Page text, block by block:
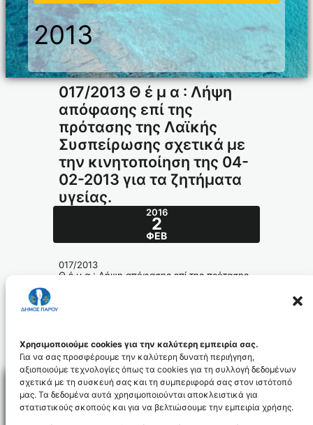
Χρησιμοποιούμε cookies για την καλύτερη εμπειρία σας.
Για να σας προσφέρουμε την καλύτερη δυνατή περιήγηση,
αξιοποιούμε τεχνολογίες όπως τα cookies για τη συλλογή δεδομένων
σχετικά με τη συσκευή σας και τη συμπεριφορά σας στον ιστότοπό
μας. Τα δεδομένα αυτά χρησιμοποιούνται αποκλειστικά για
στατιστικούς σκοπούς και για να βελτιώσουμε την εμπειρία χρήσης.
2013
017/2013 Θ έ μ α : Λήψη
απόφασης επί της
πρότασης της Λαϊκής
Συσπείρωσης σχετικά με
την κινητοποίηση της 04-
02-2013 για τα ζητήματα
υγείας.
2016
2
ΦΕΒ
017/2013
Θ έ μ α : Λήψη απόφασης επί της πρότασης
017_2013_id3622